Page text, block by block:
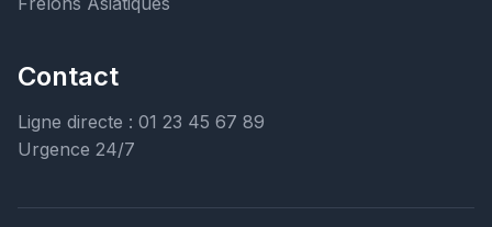
Contact
Ligne directe : 01 23 45 67 89
Urgence 24/7